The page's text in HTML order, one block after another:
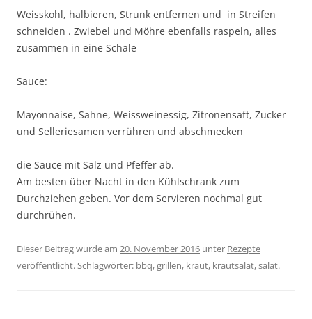
Weisskohl, halbieren, Strunk entfernen und in Streifen
schneiden . Zwiebel und Möhre ebenfalls raspeln, alles
zusammen in eine Schale
Sauce:
Mayonnaise, Sahne, Weissweinessig, Zitronensaft, Zucker
und Selleriesamen verrühren und abschmecken
die Sauce mit Salz und Pfeffer ab.
Am besten über Nacht in den Kühlschrank zum
Durchziehen geben. Vor dem Servieren nochmal gut
durchrühen.
Dieser Beitrag wurde am 20. November 2016 unter Rezepte
veröffentlicht. Schlagwörter: bbq,grillen, kraut, krautsalat,salat.